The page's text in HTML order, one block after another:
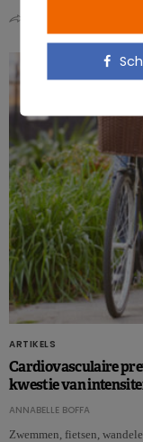
ARTIKELS
Cardiovasculaire
kwestie van
ANNABELLE BOFFA
Zwemmen, fietsen,